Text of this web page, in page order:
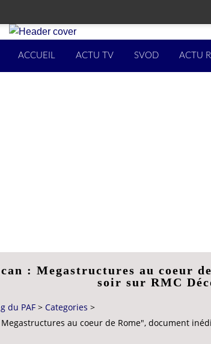
ACCUEIL ACTU TV SVOD ACTU
: Megastructures au coeur
soir sur RMC
du PAF > Categories >
au coeur de Rome", document